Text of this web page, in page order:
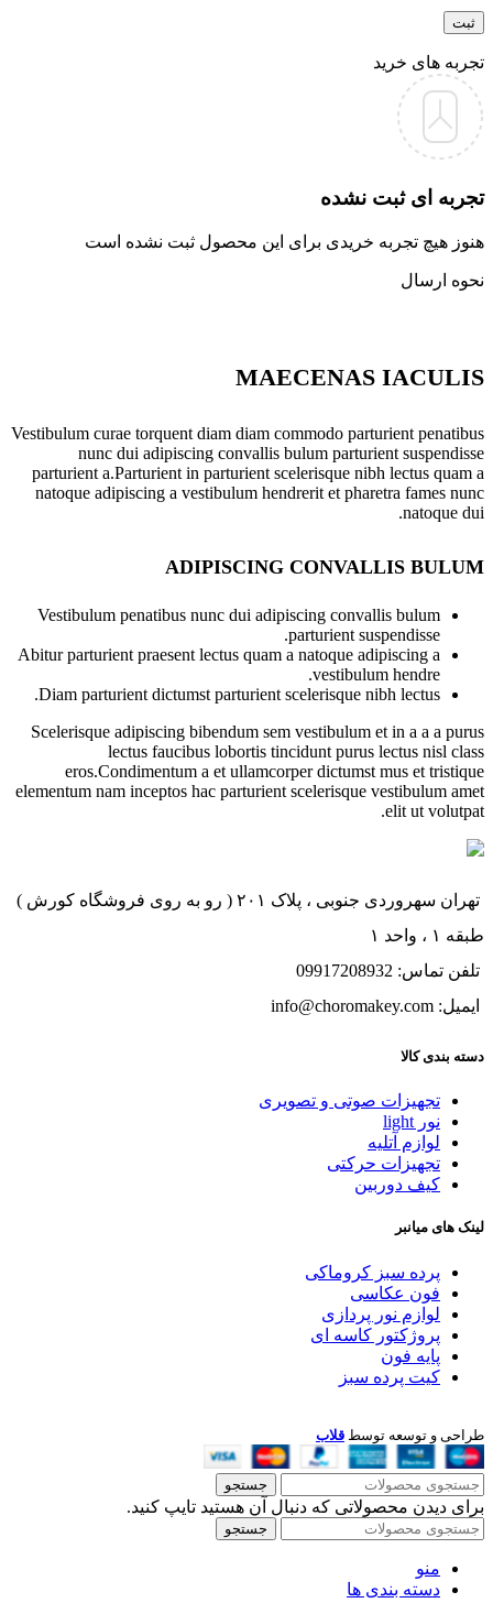
تجربه های خرید
تجربه ای ثبت نشده
هنوز هیچ تجربه خریدی برای این محصول ثبت نشده است
نحوه ارسال
MAECENAS IACULIS
Vestibulum curae torquent diam diam commodo parturient penatibus
nunc dui adipiscing convallis bulum parturient suspendisse
parturient a.Parturient in parturient scelerisque nibh lectus quam a
natoque adipiscing a vestibulum hendrerit et pharetra fames nunc
natoque dui.
ADIPISCING CONVALLIS BULUM
Vestibulum penatibus nunc dui adipiscing convallis bulum
parturient suspendisse.
Abitur parturient praesent lectus quam a natoque adipiscing a
vestibulum hendre.
Diam parturient dictumst parturient scelerisque nibh lectus.
Scelerisque adipiscing bibendum sem vestibulum et in a a a purus
lectus faucibus lobortis tincidunt purus lectus nisl class
eros.Condimentum a et ullamcorper dictumst mus et tristique
elementum nam inceptos hac parturient scelerisque vestibulum amet
elit ut volutpat.
تهران سهروردی جنوبی ، پلاک ۲۰۱ ( رو به روی فروشگاه کورش )
طبقه ۱ ، واحد ۱
تلفن تماس: 09917208932
ایمیل: info@choromakey.com
دسته بندی کالا
تجهیزات صوتی و تصویری
نور light
لوازم آتلیه
تجهیزات حرکتی
کیف دوربین
لینک های میانبر
پرده سبز کروماکی
فون عکاسی
لوازم نور پردازی
پروژکتور کاسه ای
پایه فون
کیت پرده سبز
طراحی و توسعه توسط قلاب
جستجو
برای دیدن محصولاتی که دنبال آن هستید تایپ کنید.
جستجو
منو
دسته بندی ها